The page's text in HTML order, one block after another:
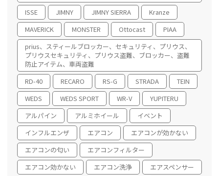
ISSE
JIMNY JIMNY SIERRA
Kranze
MAVERICK
MONSTER Ottocast
PIAA
prius、スティールブロッカー、セキュリティ、プリウス、
プリウスセキュリティ、プリウス盗難、ブロッカー、盗難
防止アイテム、車両盗難
RD-40
RECARO RS-G STRADA
TEIN
WEDS
WEDS SPORT WR-V
YUPITERU
アルパイン
アルミホイール
イベント
インフルエンザ
エアコン
エアコンが効かない
エアコンの匂い
エアコンフィルター
エアコン効かない
エアコン洗浄
エアスペンサー